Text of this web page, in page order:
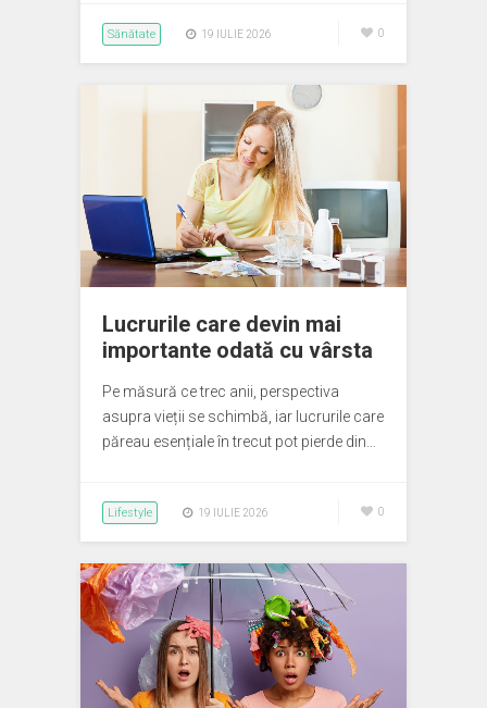
Sănătate 19 IULIE 2026 0
Lucrurile care devin mai
importante odată cu vârsta
Pe măsură ce trec anii, perspectiva
asupra vieții se schimbă, iar lucrurile care
păreau esențiale în trecut pot pierde din…
Lifestyle 19 IULIE 2026 0